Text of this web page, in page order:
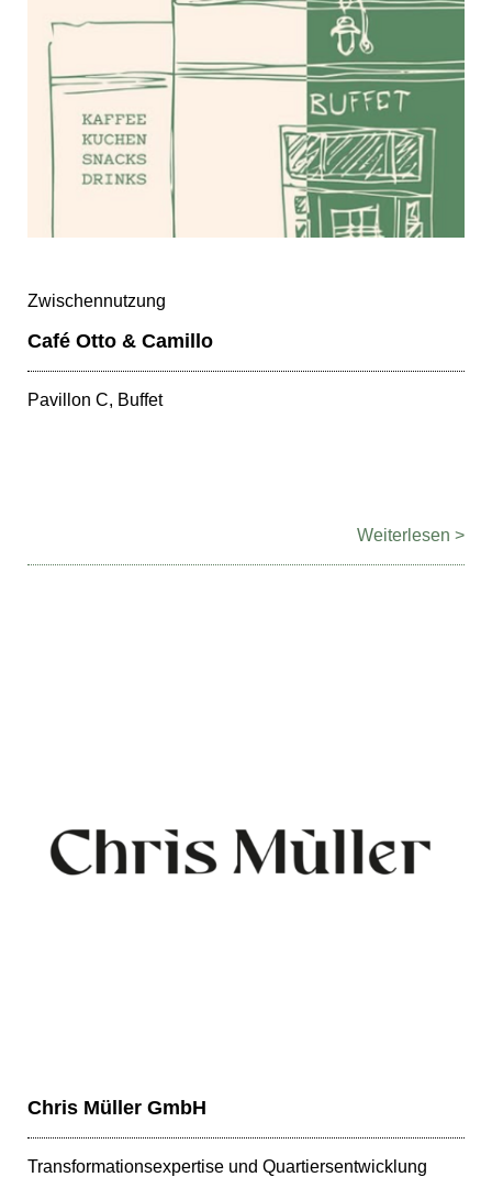
Zwischennutzung
Café Otto & Camillo
Pavillon C, Buffet
Weiterlesen
Chris Müller GmbH
Transformationsexpertise und Quartiersentwicklung